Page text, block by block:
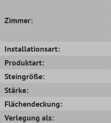
Zimmer:
Installationsart:
Produktart:
Steingröße:
Stärke:
Flächendeckung:
Verlegung als: